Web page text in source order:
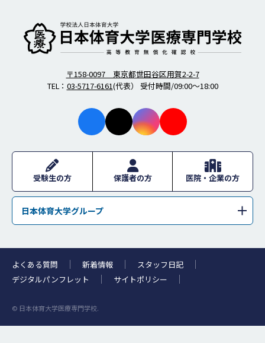
ok
am
e
〒158-0097 東京都世田谷区用賀2-2-7
TEL： 03-5717-6161(代表） 受付時間/09:00～18:00
受験生の方 保護者の方 医院・企業の方
日本体育大学グループ
学校法人日本体育大学
日本体育大学荏原高等学校
日本体育大学桜華高等学校・日本体育大学桜華中学校
日本体育大学柏高等学校
浜松日体中学校・浜松日体高等学校
日本体育大学附属高等支援学校
よくある質問 新着情報
スタッフ日記
デジタルパンフレット
サイトポリシー
© 日本体育大学医療専門学校.